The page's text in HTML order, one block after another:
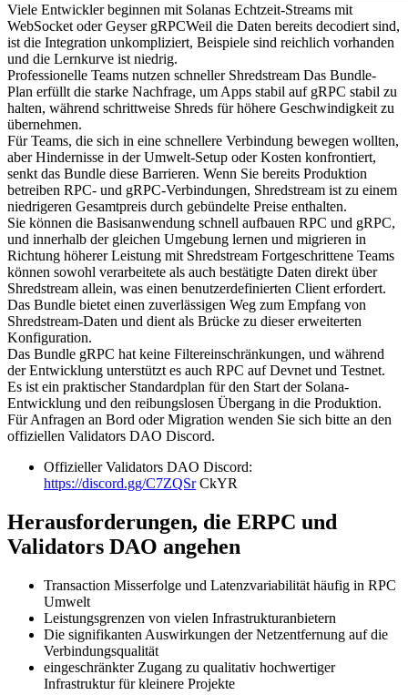
Viele Entwickler beginnen mit Solanas Echtzeit-Streams mit
WebSocket oder Geyser gRPCWeil die Daten bereits decodiert sind,
ist die Integration unkompliziert, Beispiele sind reichlich vorhanden
und die Lernkurve ist niedrig.
Professionelle Teams nutzen schneller Shredstream Das Bundle-
Plan erfüllt die starke Nachfrage, um Apps stabil auf gRPC stabil zu
halten, während schrittweise Shreds für höhere Geschwindigkeit zu
übernehmen.
Für Teams, die sich in eine schnellere Verbindung bewegen wollten,
aber Hindernisse in der Umwelt-Setup oder Kosten konfrontiert,
senkt das Bundle diese Barrieren. Wenn Sie bereits Produktion
betreiben RPC- und gRPC-Verbindungen, Shredstream ist zu einem
niedrigeren Gesamtpreis durch gebündelte Preise enthalten.
Sie können die Basisanwendung schnell aufbauen RPC und gRPC,
und innerhalb der gleichen Umgebung lernen und migrieren in
Richtung höherer Leistung mit Shredstream Fortgeschrittene Teams
können sowohl verarbeitete als auch bestätigte Daten direkt über
Shredstream allein, was einen benutzerdefinierten Client erfordert.
Das Bundle bietet einen zuverlässigen Weg zum Empfang von
Shredstream-Daten und dient als Brücke zu dieser erweiterten
Konfiguration.
Das Bundle gRPC hat keine Filtereinschränkungen, und während
der Entwicklung unterstützt es auch RPC auf Devnet und Testnet.
Es ist ein praktischer Standardplan für den Start der Solana-
Entwicklung und den reibungslosen Übergang in die Produktion.
Für Anfragen an Bord oder Migration wenden Sie sich bitte an den
offiziellen Validators DAO Discord.
Offizieller Validators DAO Discord:
https://discord.gg/C7ZQSrCkYR
Herausforderungen, die ERPC und
Validators DAO angehen
Transaction Misserfolge und Latenzvariabilität häufig in RPC
Umwelt
Leistungsgrenzen von vielen Infrastrukturanbietern
Die signifikanten Auswirkungen der Netzentfernung auf die
Verbindungsqualität
eingeschränkter Zugang zu qualitativ hochwertiger
Infrastruktur für kleinere Projekte